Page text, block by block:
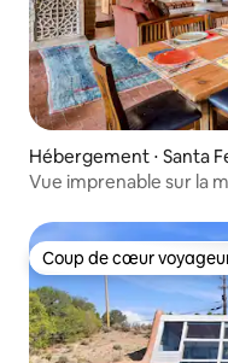
Hébergement ⋅ Santa
Vue imprenable sur la
Coup de cœur
Coup de cœur